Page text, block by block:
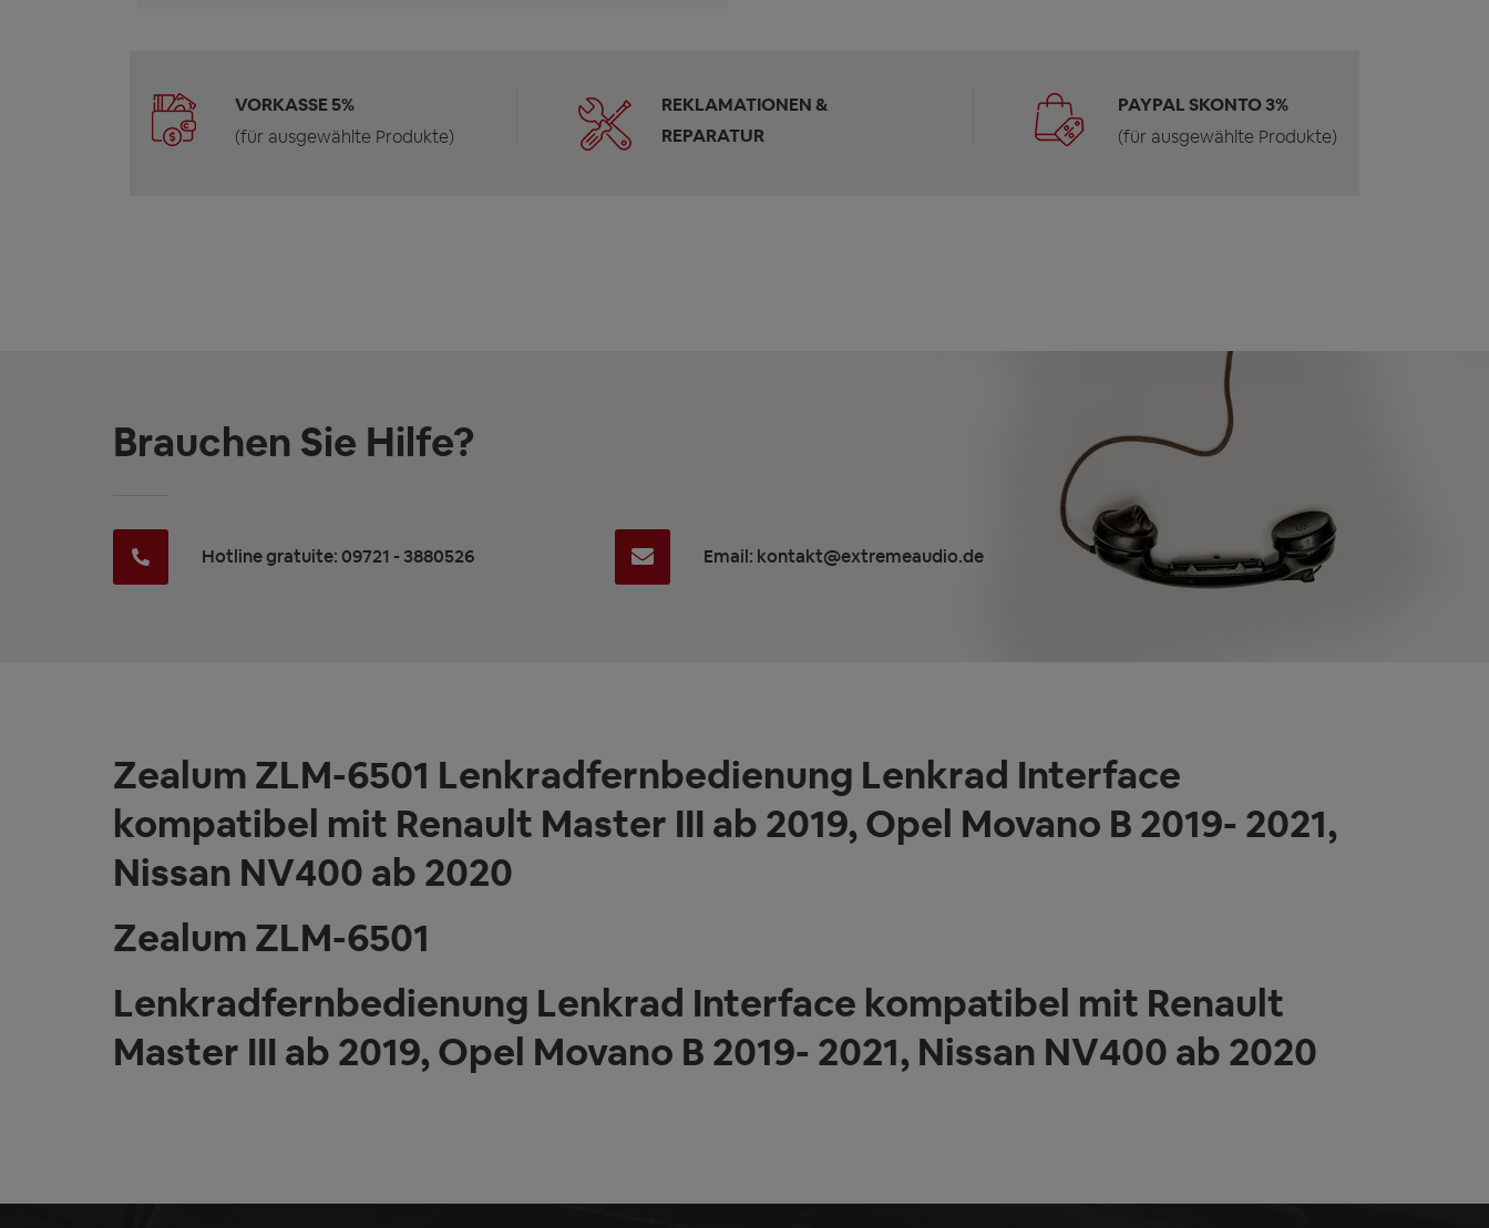
VORKASSE 5%
(für ausgewählte Produkte)
REKLAMATIONEN &
REPARATUR
PAYPAL SKONTO 3%
(für ausgewählte Produkte)
Brauchen Sie Hilfe?
Hotline gratuite: 09721 - 3880526 Email: kontakt@extremeaudio.de
Zealum ZLM-6501 Lenkradfernbedienung Lenkrad Interface
kompatibel mit Renault Master III ab 2019, Opel Movano B 2019- 2021,
Nissan NV400 ab 2020
Zealum ZLM-6501
Lenkradfernbedienung Lenkrad Interface kompatibel mit Renault
Master III ab 2019, Opel Movano B 2019- 2021, Nissan NV400 ab 2020